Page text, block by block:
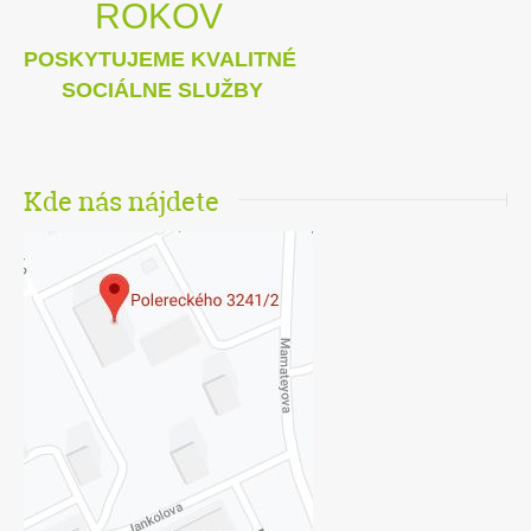
ROKOV
POSKYTUJEME KVALITNÉ
SOCIÁLNE SLUŽBY
Kde nás nájdete